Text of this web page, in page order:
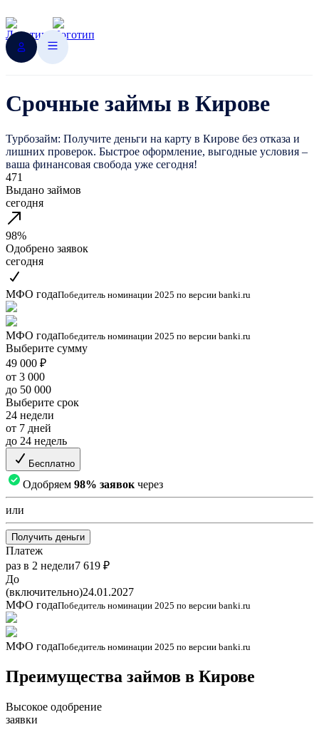
Срочные займы в Кирове
Турбозайм: Получите деньги на карту в Кирове без отказа и
лишних проверок. Быстрое оформление, выгодные условия –
ваша финансовая свобода уже сегодня!
471
Выдано займов
сегодня
98%
Одобрено заявок
сегодня
МФО годаПобедитель номинации 2025 по версии banki.ru
МФО годаПобедитель номинации 2025 по версии banki.ru
Выберите сумму
49 000 ₽
от 3 000
до 50 000
Выберите срок
24 недели
от 7 дней
до 24 недель
Бесплатно
Одобряем 98% заявок через
или
Получить деньги
Платеж
раз в 2 недели7 619 ₽
До
(включительно)24.01.2027
МФО годаПобедитель номинации 2025 по версии banki.ru
МФО годаПобедитель номинации 2025 по версии banki.ru
Преимущества займов в Кирове
Высокое одобрение
заявки